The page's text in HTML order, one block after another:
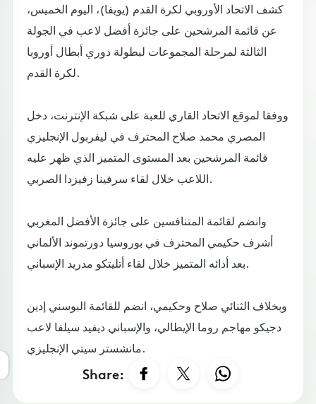
كشف الاتحاد الأوروبي لكرة القدم (يويفا)، اليوم الخميس،
عن قائمة المرشحين على جائزة أفضل لاعب في الجولة
الثالثة لمرحلة المجموعات لبطولة دوري أبطال أوروبا
لكرة القدم.
ووفقا لموقع الاتحاد القاري للعبة على شبكة الإنترنت، دخل
المصري محمد صلاح المحترف في ليفربول الإنجليزي
قائمة المرشحين بعد المستوى المتميز الذي ظهر عليه
اللاعب خلال لقاء سرفينا زفيزدا الصربي.
وانضم لقائمة المتنافسين على جائزة الأفضل المغربي
أشرف حكيمي المحترف في بوروسيا دورتموند الألماني
بعد أدائه المتميز خلال لقاء أتليتكو مدريد الإسباني.
وبخلاف الثنائي صلاح وحكيمي، انضم للقائمة البوسني إدين
دجيكو مهاجم روما الإيطالي، والإسباني ديفيد سيلفا لاعب
مانشستر سيتي الإنجليزي.
Share: